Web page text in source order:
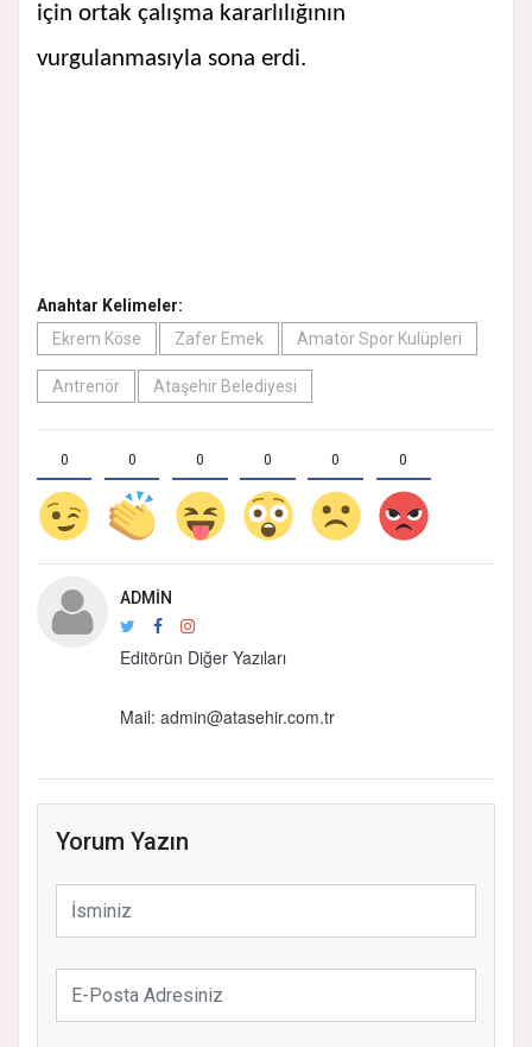
için ortak çalışma kararlılığının
vurgulanmasıyla sona erdi.
Anahtar Kelimeler:
Ekrem Köse
Zafer Emek Amatör Spor Kulüpleri
Antrenör Ataşehir Belediyesi
0 0 0 0 0 0
ADMIN
Editörün Diğer Yazıları
Mail: admin@atasehir.com.tr
Yorum Yazın